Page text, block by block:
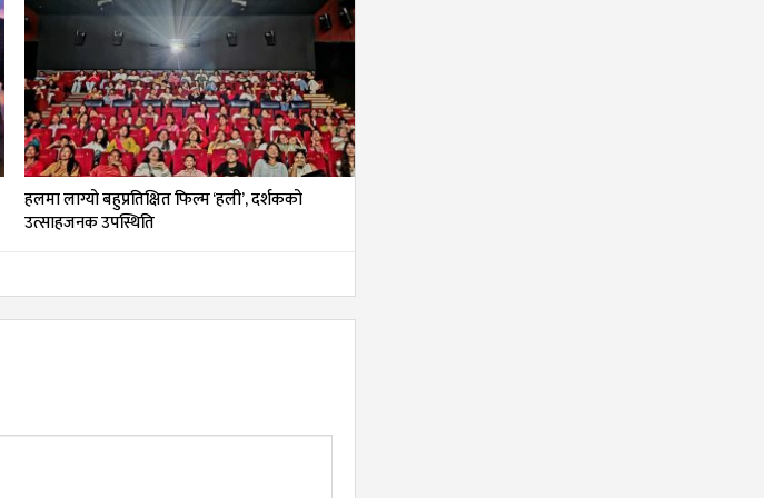
हलमा लाग्यो बहुप्रतिक्षित फिल्म ‘हली’, दर्शकको
उत्साहजनक उपस्थिति